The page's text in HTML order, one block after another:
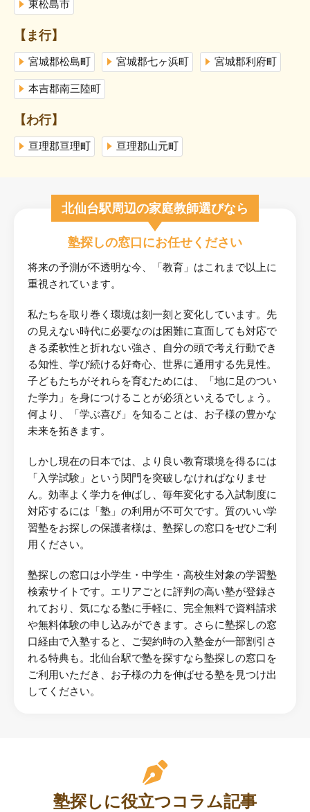
東松島市
【ま行】
宮城郡松島町 宮城郡七ヶ浜町 宮城郡利府町
本吉郡南三陸町
【わ行】
亘理郡亘理町 亘理郡山元町
北仙台駅周辺の家庭教師選びなら
塾探しの窓口にお任せください
将来の予測が不透明な今、「教育」はこれまで以上に
重視されています。
私たちを取り巻く環境は刻一刻と変化しています。先
の見えない時代に必要なのは困難に直面しても対応で
きる柔軟性と折れない強さ、自分の頭で考え行動でき
る知性、学び続ける好奇心、世界に通用する先見性。
子どもたちがそれらを育むためには、「地に足のつい
た学力」を身につけることが必須といえるでしょう。
何より、「学ぶ喜び」を知ることは、お子様の豊かな
未来を拓きます。
しかし現在の日本では、より良い教育環境を得るには
「入学試験」という関門を突破しなければなりませ
ん。効率よく学力を伸ばし、毎年変化する入試制度に
対応するには「塾」の利用が不可欠です。質のいい学
習塾をお探しの保護者様は、塾探しの窓口をぜひご利
用ください。
塾探しの窓口は小学生・中学生・高校生対象の学習塾
検索サイトです。エリアごとに評判の高い塾が登録さ
れており、気になる塾に手軽に、完全無料で資料請求
や無料体験の申し込みができます。さらに塾探しの窓
口経由で入塾すると、ご契約時の入塾金が一部割引さ
れる特典も。北仙台駅で塾を探すなら塾探しの窓口を
ご利用いただき、お子様の力を伸ばせる塾を見つけ出
してください。
塾探しに役立つコラム記事